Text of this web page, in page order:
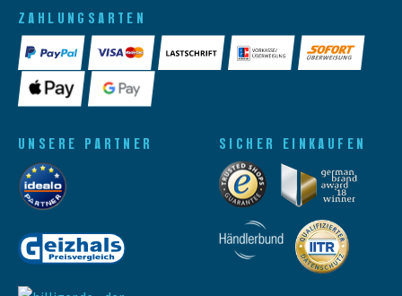
ZAHLUNGSARTEN
UNSERE PARTNER SICHER EINKAUFEN